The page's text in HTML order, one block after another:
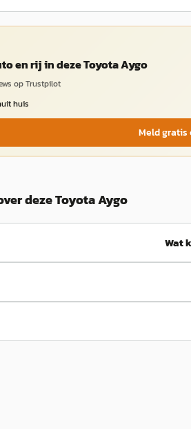
en rij in deze Toyota Aygo
op Trustpilot
huis
Meld
deze Toyota Aygo
Wat